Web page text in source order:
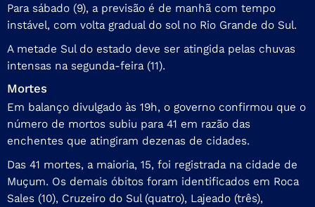
Para sábado (9), a previsão é de manhã com tempo
instável, com volta gradual do sol no Rio Grande do Sul.
A metade Sul do estado deve ser atingida pelas chuvas
intensas na segunda-feira (11).
Mortes
Em balanço divulgado às 19h, o governo confirmou que o
número de mortos subiu para 41 em razão das
enchentes que atingiram dezenas de cidades.
Das 41 mortes, a maioria, 15, foi registrada na cidade de
Muçum. Os demais óbitos foram identificados em Roca
Sales (10), Cruzeiro do Sul (quatro), Lajeado (três),